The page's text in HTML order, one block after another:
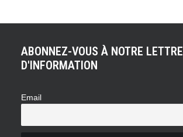
ABONNEZ-VOUS À NOTRE LETTRE
D'INFORMATION
Email